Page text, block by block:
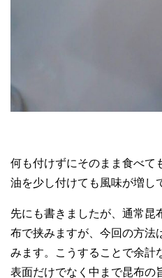
何も付けずにそのまま食べて
油を少し付けても風味が増し
先にも書きましたが、通常昆
布で挟みますが、今回の方法
みます。こうすることで余計
表面だけでなく中まで昆布の